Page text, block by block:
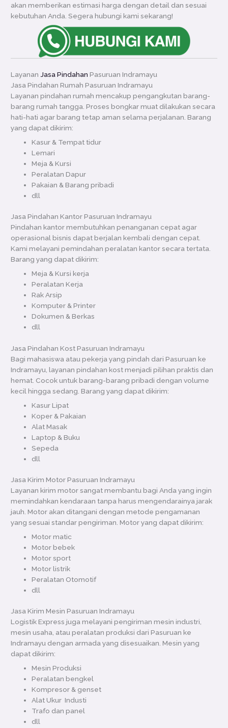
akan memberikan estimasi harga dengan detail dan sesuai
kebutuhan Anda. Segera hubungi kami sekarang!
Layanan Jasa Pindahan Pasuruan Indramayu
Jasa Pindahan Rumah Pasuruan Indramayu
Layanan pindahan rumah mencakup pengangkutan barang-
barang rumah tangga. Proses bongkar muat dilakukan secara
hati-hati agar barang tetap aman selama perjalanan. Barang
yang dapat dikirim:
Kasur & Tempat tidur
Lemari
Meja & Kursi
Peralatan Dapur
Pakaian & Barang pribadi
dll
Jasa Pindahan Kantor Pasuruan Indramayu
Pindahan kantor membutuhkan penanganan cepat agar
operasional bisnis dapat berjalan kembali dengan cepat.
Kami melayani pemindahan peralatan kantor secara tertata.
Barang yang dapat dikirim:
Meja & Kursi kerja
Peralatan Kerja
Rak Arsip
Komputer & Printer
Dokumen & Berkas
dll
Jasa Pindahan Kost Pasuruan Indramayu
Bagi mahasiswa atau pekerja yang pindah dari Pasuruan ke
Indramayu, layanan pindahan kost menjadi pilihan praktis dan
hemat. Cocok untuk barang-barang pribadi dengan volume
kecil hingga sedang. Barang yang dapat dikirim:
Kasur Lipat
Koper & Pakaian
Alat Masak
Laptop & Buku
Sepeda
dll
Jasa Kirim Motor Pasuruan Indramayu
Layanan kirim motor sangat membantu bagi Anda yang ingin
memindahkan kendaraan tanpa harus mengendarainya jarak
jauh. Motor akan ditangani dengan metode pengamanan
yang sesuai standar pengiriman. Motor yang dapat dikirim:
Motor matic
Motor bebek
Motor sport
Motor listrik
Peralatan Otomotif
dll
Jasa Kirim Mesin Pasuruan Indramayu
Logistik Express juga melayani pengiriman mesin industri,
mesin usaha, atau peralatan produksi dari Pasuruan ke
Indramayu dengan armada yang disesuaikan. Mesin yang
dapat dikirim:
Mesin Produksi
Peralatan bengkel
Kompresor & genset
Alat Ukur Industi
Trafo dan panel
dll